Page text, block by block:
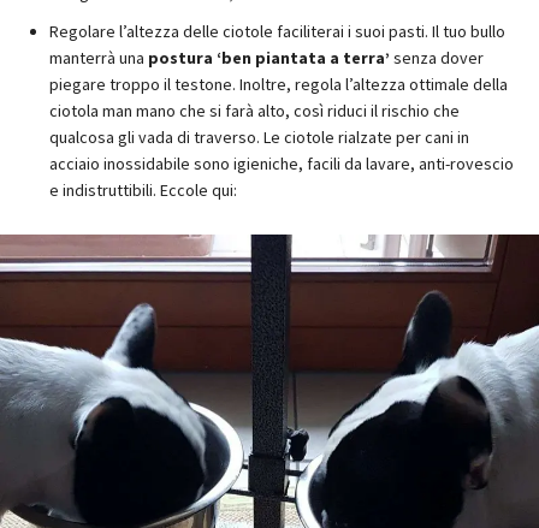
Regolare l’altezza delle ciotole faciliterai i suoi pasti. Il tuo bullo
manterrà una postura ‘ben piantata a terra’ senza dover
piegare troppo il testone. Inoltre, regola l’altezza ottimale della
ciotola man mano che si farà alto, così riduci il rischio che
qualcosa gli vada di traverso. Le ciotole rialzate per cani in
acciaio inossidabile sono igieniche, facili da lavare, anti-rovescio
e indistruttibili. Eccole qui: